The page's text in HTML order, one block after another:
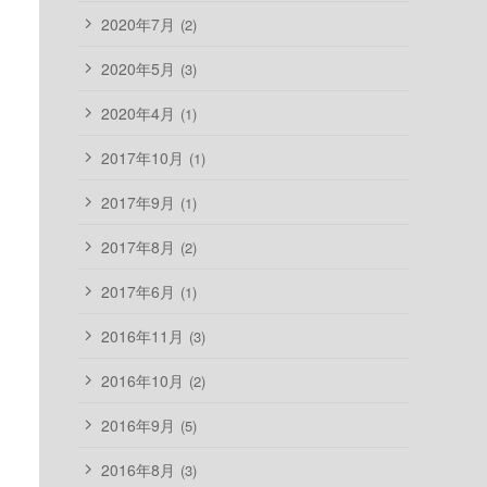
2020年7月 (2)
2020年5月 (3)
2020年4月 (1)
2017年10月 (1)
2017年9月 (1)
2017年8月 (2)
2017年6月 (1)
2016年11月 (3)
2016年10月 (2)
2016年9月 (5)
2016年8月 (3)